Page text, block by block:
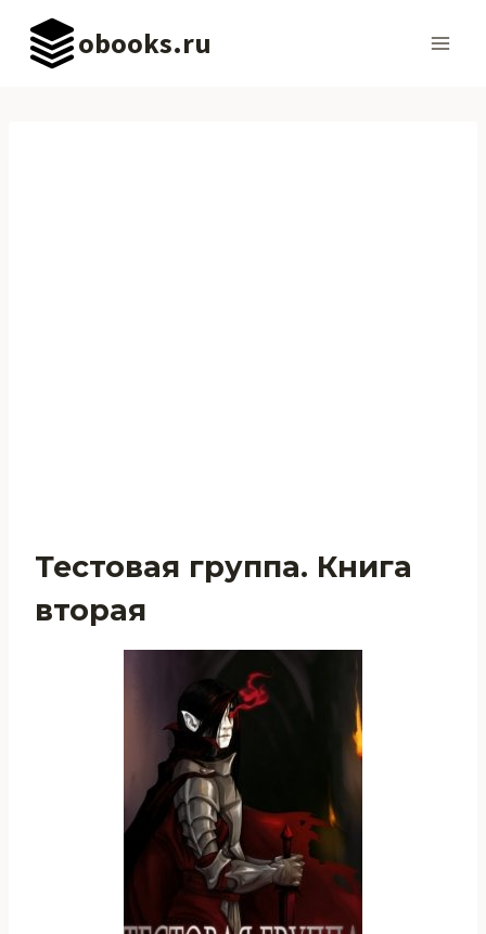
Перейти
содержимому
obooks.ru
Тестовая группа. Книга
вторая